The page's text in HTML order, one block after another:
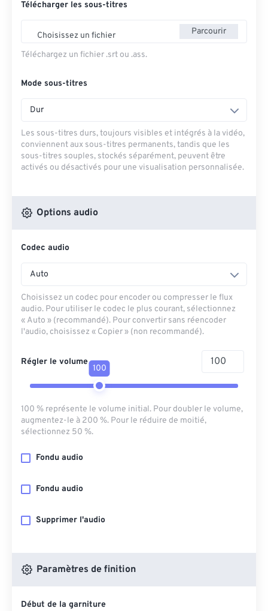
Télécharger les sous-titres
Choisissez un fichier Parcourir
Téléchargez un fichier .srt ou .ass.
Mode sous-titres
Dur
Les sous-titres durs, toujours visibles et intégrés à la vidéo,
conviennent aux sous-titres permanents, tandis que les
sous-titres souples, stockés séparément, peuvent être
activés ou désactivés pour une visualisation personnalisée.
Options audio
Codec audio
Auto
Choisissez un codec pour encoder ou compresser le flux
audio. Pour utiliser le codec le plus courant, sélectionnez
« Auto » (recommandé). Pour convertir sans réencoder
l'audio, choisissez « Copier » (non recommandé).
Régler le volume
100
100 % représente le volume initial. Pour doubler le volume,
augmentez-le à 200 %. Pour le réduire de moitié,
sélectionnez 50 %.
Fondu audio
Fondu audio
Supprimer l'audio
Paramètres de finition
Début de la garniture